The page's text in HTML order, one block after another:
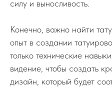
силу и выносливость.
Конечно, важно найти
опыт в создании
только технические
видение, чтобы создать
дизайн, который будет